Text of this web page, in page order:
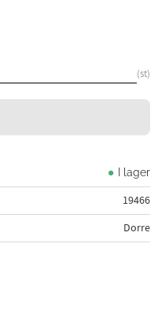
st
I lager
19466
Dorre